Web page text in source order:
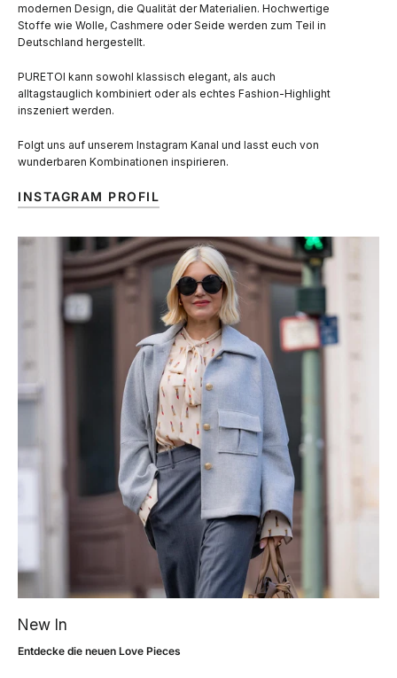
modernen Design, die Qualität der Materialien. Hochwertige
Stoffe wie Wolle, Cashmere oder Seide werden zum Teil in
Deutschland hergestellt.
PURETOI kann sowohl klassisch elegant, als auch
alltagstauglich kombiniert oder als echtes Fashion-Highlight
inszeniert werden.
Folgt uns auf unserem Instagram Kanal und lasst euch von
wunderbaren Kombinationen inspirieren.
INSTAGRAM PROFIL
New In
Entdecke die neuen Love Pieces